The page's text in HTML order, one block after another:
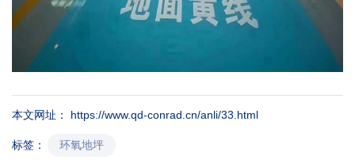
本文网址： https://www.qd-conrad.cn/anli/33.html
标签： 环氧地坪